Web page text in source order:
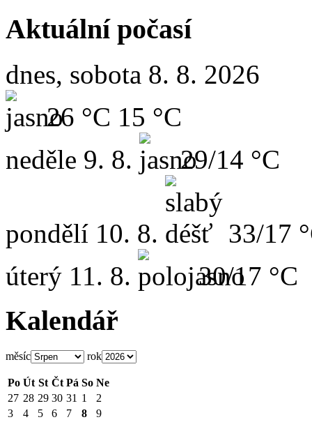
Aktuální počasí
dnes, sobota 8. 8. 2026
26 °C 15 °C
neděle 9. 8. 29/14 °C
pondělí 10. 8.
33/17
úterý 11. 8. 30/17 °C
Kalendář
měsíc rok
Po Út St Čt Pá So Ne
27 28 29 30 31 1
2
3
4 5 6 7 8
9